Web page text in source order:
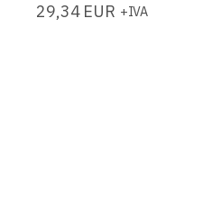
29,34 EUR +IVA